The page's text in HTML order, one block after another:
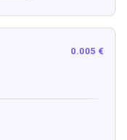
0.005 €